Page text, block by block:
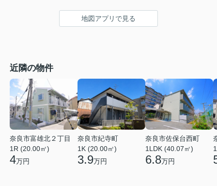
地図アプリで見る
近隣の物件
奈良市富雄北２丁目
1R (20.00㎡)
4万円
奈良市紀寺町
1K (20.00㎡)
3.9万円
奈良市佐保台西町
1LDK (40.07㎡)
6.8万円